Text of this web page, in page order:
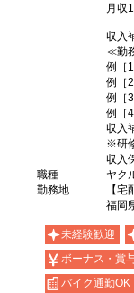
月収
収入
≪勤
例［
例［
例［
例［
収入
※研
収入
職種
ヤク
勤務地
【
福岡
未経験歓迎
ボーナス・賞
バイク通勤OK